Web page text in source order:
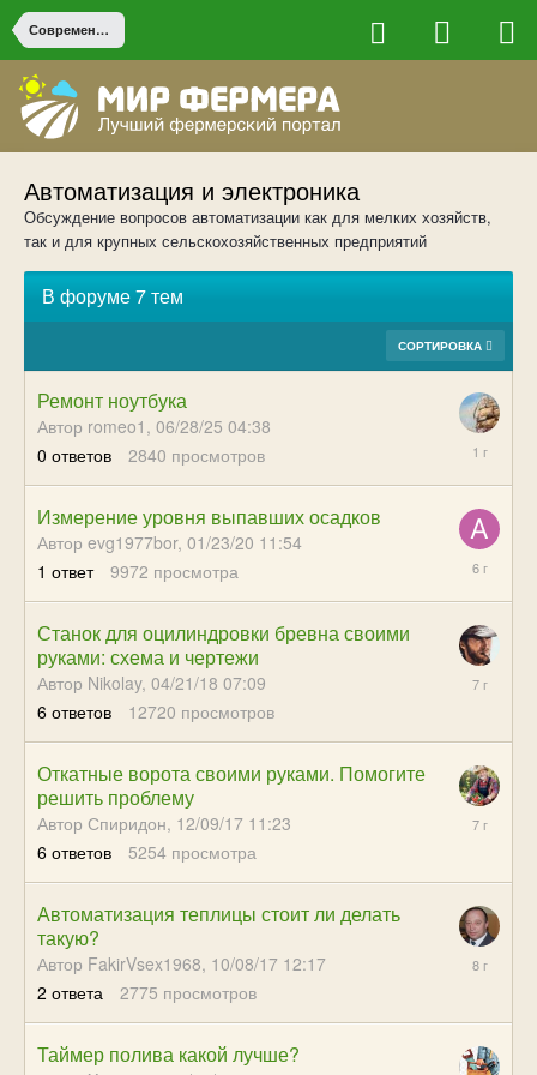
Современные технологии в сельском хозяйстве
Автоматизация и электроника
Обсуждение вопросов автоматизации как для мелких хозяйств,
так и для крупных сельскохозяйственных предприятий
В форуме 7 тем
СОРТИРОВКА
Ремонт ноутбука
Автор romeo1, 06/28/25 04:38
0 ответов 2840 просмотров
06/28/25
Измерение уровня выпавших осадков
Автор evg1977bor, 01/23/20 11:54
1 ответ 9972 просмотра
02/14/20
Станок для оцилиндровки бревна своими
руками: схема и чертежи
Автор Nikolay, 04/21/18 07:09
6 ответов 12720 просмотров
09/01/18
Откатные ворота своими руками. Помогите
решить проблему
Автор Спиридон, 12/09/17 11:23
6 ответов 5254 просмотра
09/12/18
Автоматизация теплицы стоит ли делать
такую?
Автор FakirVsex1968, 10/08/17 12:17
2 ответа 2775 просмотров
11/05/17
Таймер полива какой лучше?